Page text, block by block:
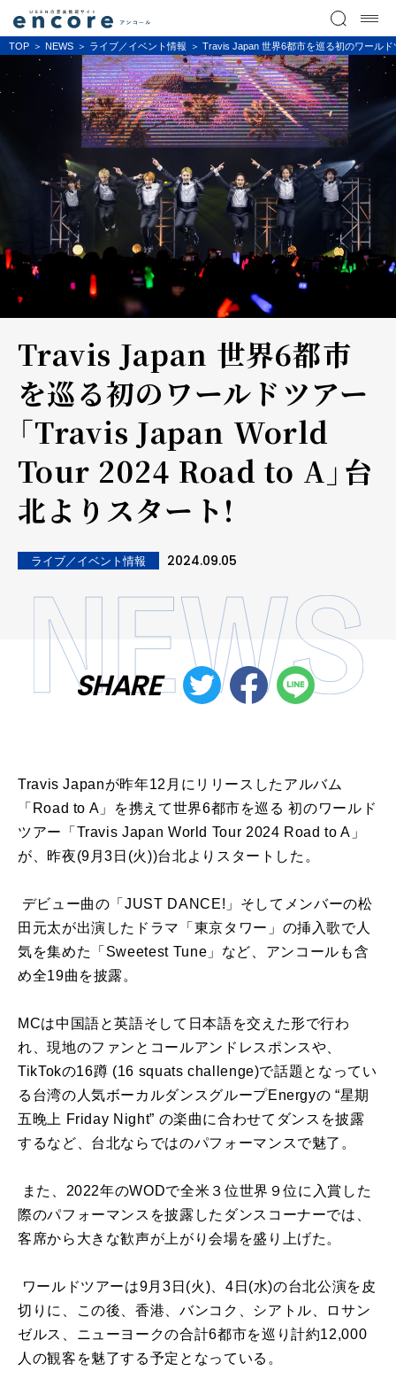
TOP NEWS ライブ／イベント情報 Travis Japan 世界6都市を巡る初のワール
Travis Japan 世界6都市
を巡る初のワールドツアー
「Travis Japan World
Tour 2024 Road to A」台
北よりスタート!
ライブ／イベント情報 2024.09.05
SHARE
Travis Japanが昨年12月にリリースしたアルバム
「Road to A」を携えて世界6都市を巡る 初のワールド
ツアー「Travis Japan World Tour 2024 Road to A」
が、昨夜(9月3日(火))台北よりスタートした。
デビュー曲の「JUST DANCE!」そしてメンバーの松
田元太が出演したドラマ「東京タワー」の挿入歌で人
気を集めた「Sweetest Tune」など、アンコールも含
め全19曲を披露。
MCは中国語と英語そして日本語を交えた形で行わ
れ、現地のファンとコールアンドレスポンスや、
TikTokの16蹲 (16 squats challenge)で話題となってい
る台湾の人気ボーカルダンスグループEnergyの “星期
五晚上 Friday Night” の楽曲に合わせてダンスを披露
するなど、台北ならではのパフォーマンスで魅了。
また、2022年のWODで全米３位世界９位に入賞した
際のパフォーマンスを披露したダンスコーナーでは、
客席から大きな歓声が上がり会場を盛り上げた。
ワールドツアーは9月3日(火)、4日(水)の台北公演を皮
切りに、この後、香港、バンコク、シアトル、ロサン
ゼルス、ニューヨークの合計6都市を巡り計約12,000
人の観客を魅了する予定となっている。